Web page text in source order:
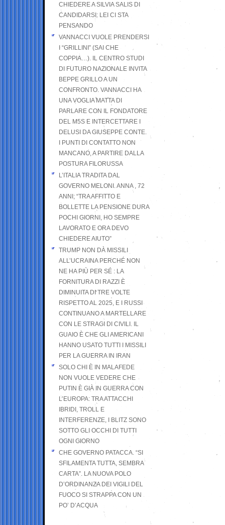
CHIEDERE A SILVIA SALIS DI
CANDIDARSI: LEI CI STA
PENSANDO
VANNACCI VUOLE PRENDERSI
I “GRILLINI” (SAI CHE
COPPIA…). IL CENTRO STUDI
DI FUTURO NAZIONALE INVITA
BEPPE GRILLO A UN
CONFRONTO. VANNACCI HA
UNA VOGLIA MATTA DI
PARLARE CON IL FONDATORE
DEL M5S E INTERCETTARE I
DELUSI DA GIUSEPPE CONTE.
I PUNTI DI CONTATTO NON
MANCANO, A PARTIRE DALLA
POSTURA FILORUSSA
L’ITALIA TRADITA DAL
GOVERNO MELONI. ANNA , 72
ANNI; “TRA AFFITTO E
BOLLETTE LA PENSIONE DURA
POCHI GIORNI, HO SEMPRE
LAVORATO E ORA DEVO
CHIEDERE AIUTO”
TRUMP NON DÀ MISSILI
ALL’UCRAINA PERCHÉ NON
NE HA PIÙ PER SÉ : LA
FORNITURA DI RAZZI È
DIMINUITA DI TRE VOLTE
RISPETTO AL 2025, E I RUSSI
CONTINUANO A MARTELLARE
CON LE STRAGI DI CIVILI. IL
GUAIO È CHE GLI AMERICANI
HANNO USATO TUTTI I MISSILI
PER LA GUERRA IN IRAN
SOLO CHI È IN MALAFEDE
NON VUOLE VEDERE CHE
PUTIN È GIÀ IN GUERRA CON
L’EUROPA: TRA ATTACCHI
IBRIDI, TROLL E
INTERFERENZE, I BLITZ SONO
SOTTO GLI OCCHI DI TUTTI
OGNI GIORNO
CHE GOVERNO PATACCA. “SI
SFILAMENTA TUTTA, SEMBRA
CARTA”. LA NUOVA POLO
D’ORDINANZA DEI VIGILI DEL
FUOCO SI STRAPPA CON UN
PO’ D’ACQUA